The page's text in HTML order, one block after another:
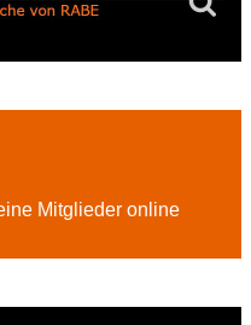
Mitglieder online